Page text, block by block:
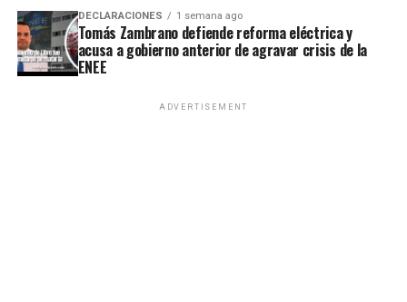
DECLARACIONES 1 semana ago
Tomás Zambrano defiende reforma eléctrica y
acusa a gobierno anterior de agravar crisis de la
ENEE
ADVERTISEMENT